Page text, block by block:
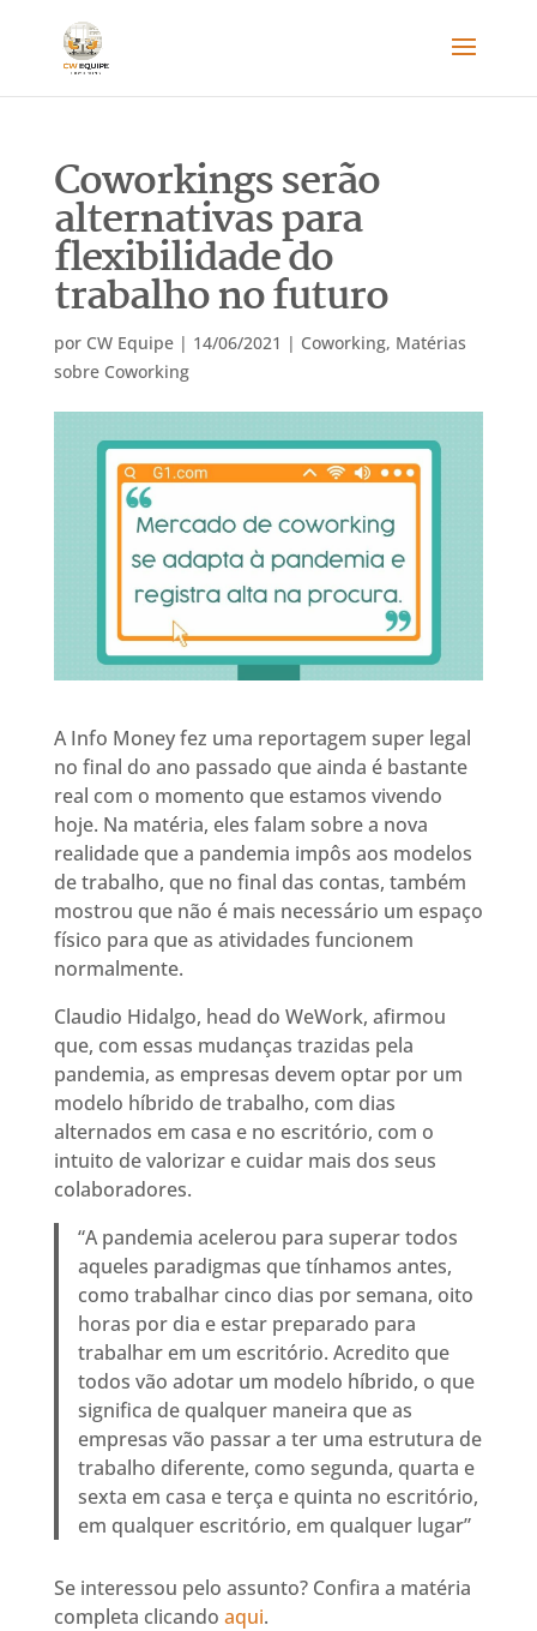
Coworkings serão
alternativas para
flexibilidade do
trabalho no futuro
por CW Equipe| 14/06/2021 | Coworking, Matérias
sobre Coworking
A Info Money fez uma reportagem super legal
no final do ano passado que ainda é bastante
real com o momento que estamos vivendo
hoje. Na matéria, eles falam sobre a nova
realidade que a pandemia impôs aos modelos
de trabalho, que no final das contas, também
mostrou que não é mais necessário um espaço
físico para que as atividades funcionem
normalmente.
Claudio Hidalgo, head do WeWork, afirmou
que, com essas mudanças trazidas pela
pandemia, as empresas devem optar por um
modelo híbrido de trabalho, com dias
alternados em casa e no escritório, com o
intuito de valorizar e cuidar mais dos seus
colaboradores.
“A pandemia acelerou para superar todos
aqueles paradigmas que tínhamos antes,
como trabalhar cinco dias por semana, oito
horas por dia e estar preparado para
trabalhar em um escritório. Acredito que
todos vão adotar um modelo híbrido, o que
significa de qualquer maneira que as
empresas vão passar a ter uma estrutura de
trabalho diferente, como segunda, quarta e
sexta em casa e terça e quinta no escritório,
em qualquer escritório, em qualquer lugar”
Se interessou pelo assunto? Confira a matéria
completa clicando aqui.